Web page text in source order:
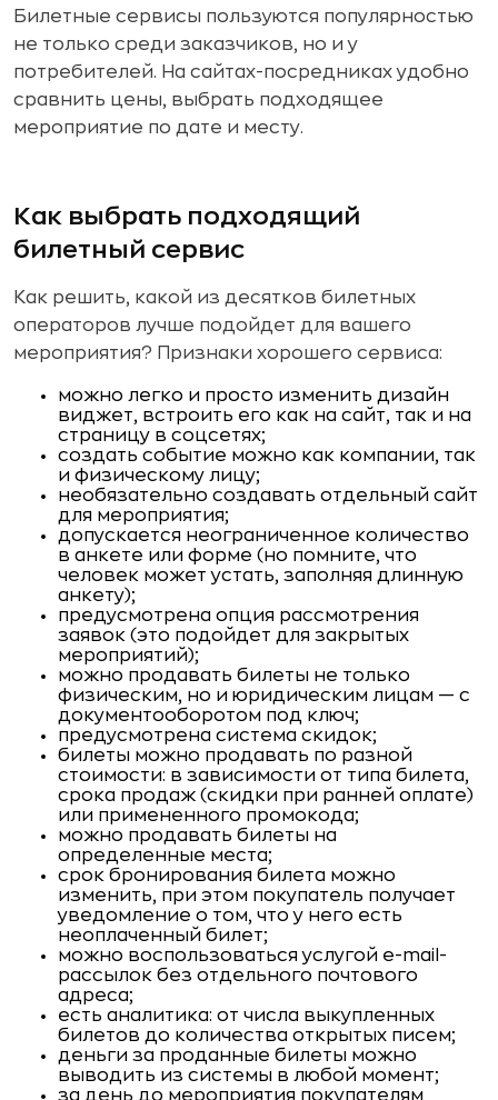
Билетные сервисы пользуются популярностью
не только среди заказчиков, но и у
потребителей. На сайтах-посредниках удобно
сравнить цены, выбрать подходящее
мероприятие по дате и месту.
Как выбрать подходящий
билетный сервис
Как решить, какой из десятков билетных
операторов лучше подойдет для вашего
мероприятия? Признаки хорошего сервиса:
можно легко и просто изменить дизайн
виджет, встроить его как на сайт, так и на
страницу в соцсетях;
создать событие можно как компании, так
и физическому лицу;
необязательно создавать отдельный сайт
для мероприятия;
допускается неограниченное количество
в анкете или форме (но помните, что
человек может устать, заполняя длинную
анкету);
предусмотрена опция рассмотрения
заявок (это подойдет для закрытых
мероприятий);
можно продавать билеты не только
физическим, но и юридическим лицам — с
документооборотом под ключ;
предусмотрена система скидок;
билеты можно продавать по разной
стоимости: в зависимости от типа билета,
срока продаж (скидки при ранней оплате)
или примененного промокода;
можно продавать билеты на
определенные места;
срок бронирования билета можно
изменить, при этом покупатель получает
уведомление о том, что у него есть
неоплаченный билет;
можно воспользоваться услугой e-mail-
рассылок без отдельного почтового
адреса;
есть аналитика: от числа выкупленных
билетов до количества открытых писем;
деньги за проданные билеты можно
выводить из системы в любой момент;
за день до мероприятия покупателям